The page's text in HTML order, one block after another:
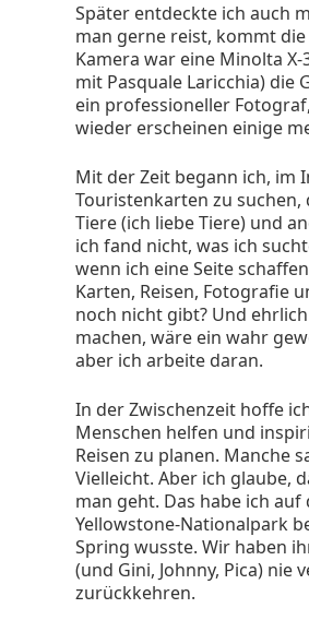
Später entdeckte ich auch
man gerne reist, kommt
Kamera war eine Minolta
mit Pasquale Laricchia) die
ein professioneller
wieder erscheinen einige
Mit der Zeit begann ich, im
Touristenkarten zu
Tiere (ich liebe Tiere) und
ich fand nicht, was ich
wenn ich eine Seite
Karten, Reisen, Fotografie
noch nicht gibt? Und
machen, wäre ein wahr
aber ich arbeite daran.
In der Zwischenzeit hoffe
Menschen helfen und
Reisen zu planen. Manche
Vielleicht. Aber ich glaube,
man geht. Das habe ich
Yellowstone-Nationalpark
Spring wusste. Wir haben
(und Gini, Johnny, Pica) nie
zurückkehren.